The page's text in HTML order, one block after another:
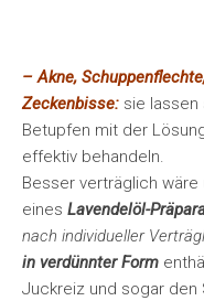
– Akne,
Zeckenbisse: sie
Betupfen mit der
effektiv behandeln.
Besser verträglich
eines Lavendelöl-
nach individueller
in verdünnter Form
Juckreiz und sogar